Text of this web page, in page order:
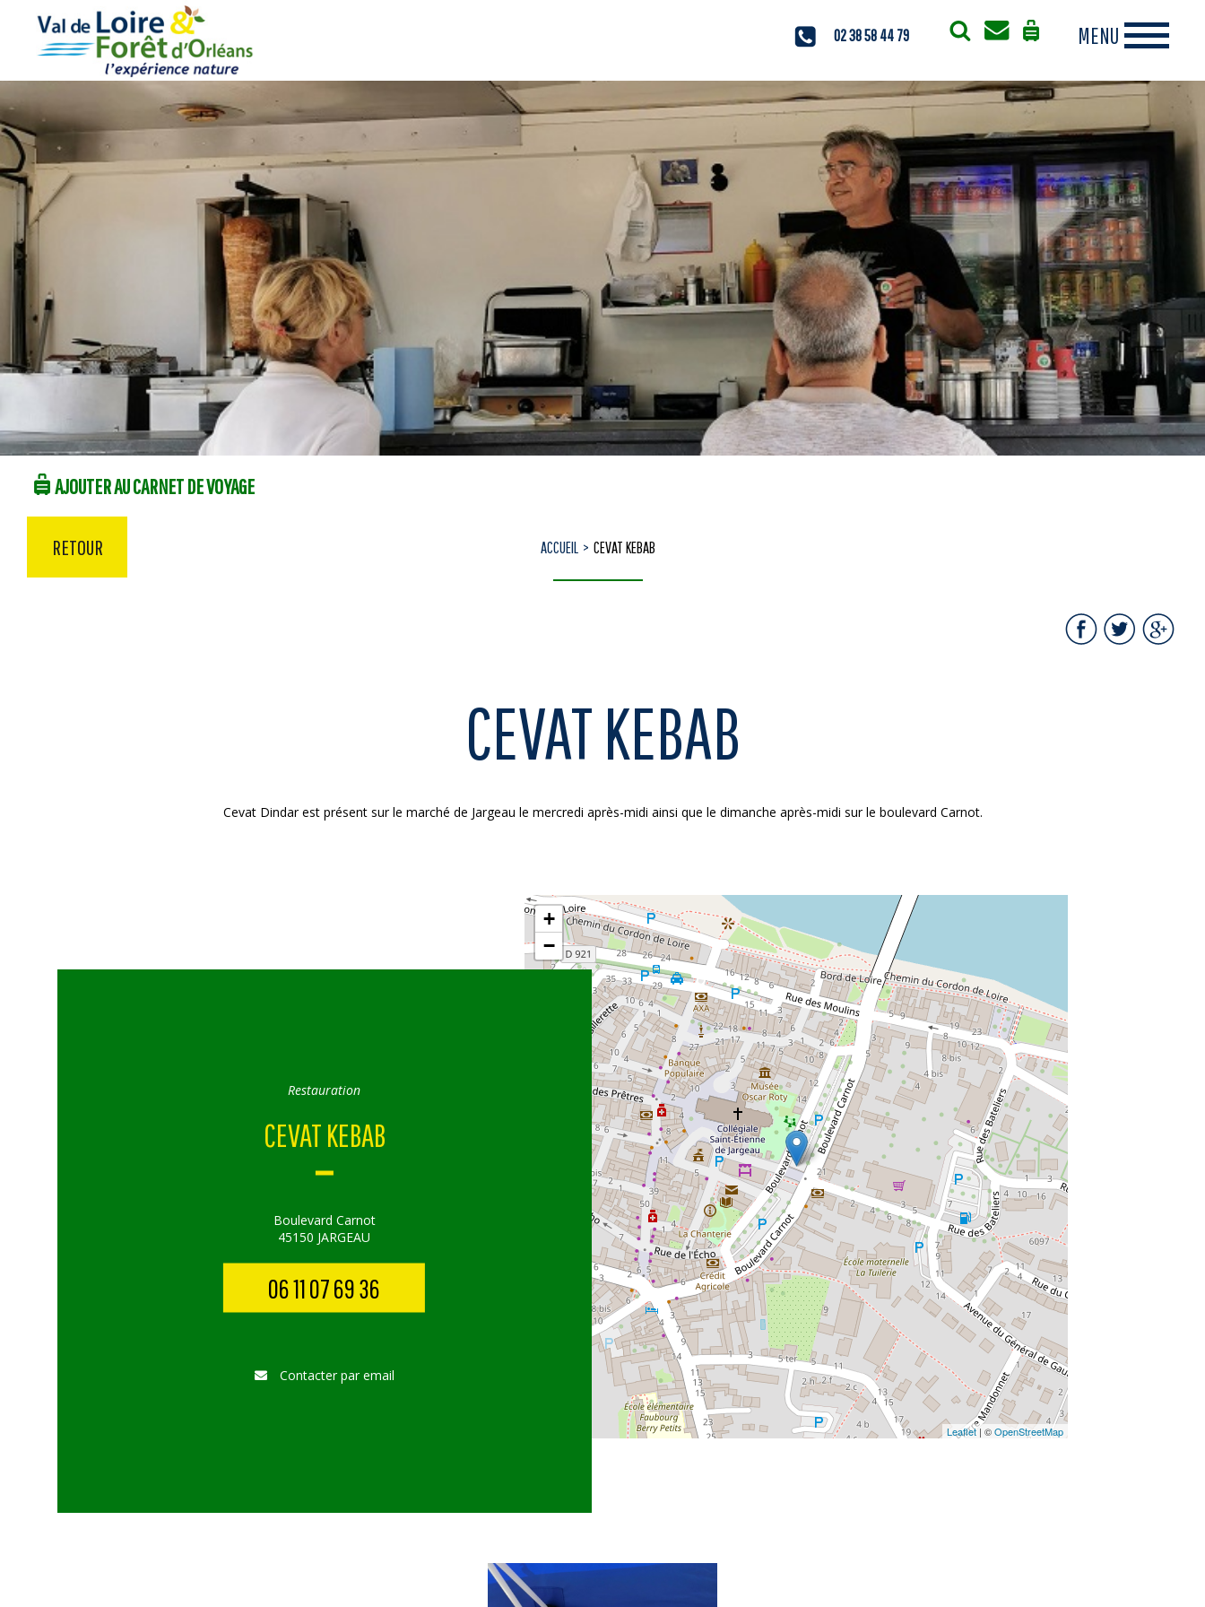
02 38 58 44 79
AJOUTER AU CARNET DE VOYAGE
RETOUR ACCUEIL CEVAT KEBAB
CEVAT KEBAB
Cevat Dindar est présent sur le marché de Jargeau le mercredi après-midi ainsi que le dimanche après-midi sur le boulevard Carnot.
Restauration
CEVAT KEBAB
Boulevard Carnot
45150 JARGEAU
06 11 07 69 36
Contacter par email
+
−
Leaflet| ©OpenStreetMap
Cookies management panel